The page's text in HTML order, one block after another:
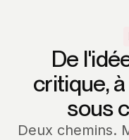
De
critique,
sous
Deux chemins.